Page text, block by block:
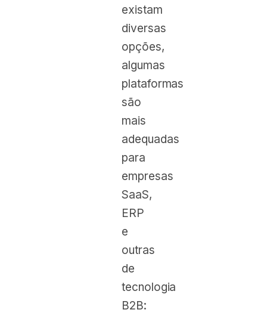
existam
diversas
opções,
algumas
plataformas
são
mais
adequadas
para
empresas
SaaS,
ERP
e
outras
de
tecnologia
B2B: